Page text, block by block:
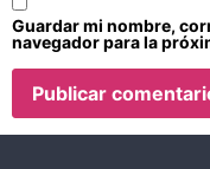
Guardar mi nombre,
navegador para la